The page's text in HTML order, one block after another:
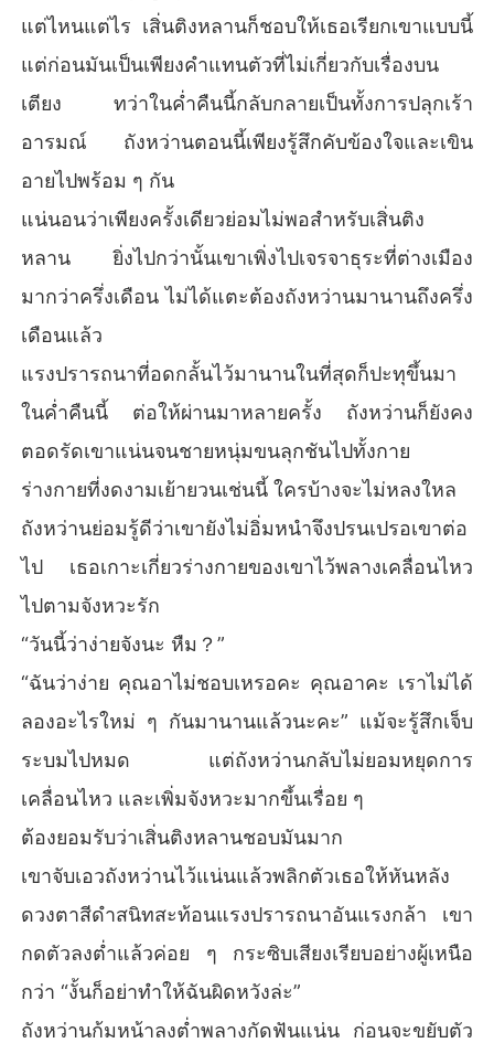
แต่ไหนแต่ไร เสิ่นติงหลานก็ชอบให้เธอเรียกเขาแบบนี้
แต่ก่อนมันเป็นเพียงคำแทนตัวที่ไม่เกี่ยวกับเรื่องบน
เตียง ทว่าในค่ำคืนนี้กลับกลายเป็นทั้งการปลุกเร้า
อารมณ์ ถังหว่านตอนนี้เพียงรู้สึกคับข้องใจและเขิน
อายไปพร้อม ๆ กัน
แน่นอนว่าเพียงครั้งเดียวย่อมไม่พอสำหรับเสิ่นติง
หลาน ยิ่งไปกว่านั้นเขาเพิ่งไปเจรจาธุระที่ต่างเมือง
มากว่าครึ่งเดือน ไม่ได้แตะต้องถังหว่านมานานถึงครึ่ง
เดือนแล้ว
แรงปรารถนาที่อดกลั้นไว้มานานในที่สุดก็ปะทุขึ้นมา
ในค่ำคืนนี้ ต่อให้ผ่านมาหลายครั้ง ถังหว่านก็ยังคง
ตอดรัดเขาแน่นจนชายหนุ่มขนลุกชันไปทั้งกาย
ร่างกายที่งดงามเย้ายวนเช่นนี้ ใครบ้างจะไม่หลงใหล
ถังหว่านย่อมรู้ดีว่าเขายังไม่อิ่มหนำจึงปรนเปรอเขาต่อ
ไป เธอเกาะเกี่ยวร่างกายของเขาไว้พลางเคลื่อนไหว
ไปตามจังหวะรัก
“วันนี้ว่าง่ายจังนะ หืม？”
“ฉันว่าง่าย คุณอาไม่ชอบเหรอคะ คุณอาคะ เราไม่ได้
ลองอะไรใหม่ ๆ กันมานานแล้วนะคะ” แม้จะรู้สึกเจ็บ
ระบมไปหมด แต่ถังหว่านกลับไม่ยอมหยุดการ
เคลื่อนไหว และเพิ่มจังหวะมากขึ้นเรื่อย ๆ
ต้องยอมรับว่าเสิ่นติงหลานชอบมันมาก
เขาจับเอวถังหว่านไว้แน่นแล้วพลิกตัวเธอให้หันหลัง
ดวงตาสีดำสนิทสะท้อนแรงปรารถนาอันแรงกล้า เขา
กดตัวลงต่ำแล้วค่อย ๆ กระซิบเสียงเรียบอย่างผู้เหนือ
กว่า “งั้นก็อย่าทำให้ฉันผิดหวังล่ะ”
ถังหว่านก้มหน้าลงต่ำพลางกัดฟันแน่น ก่อนจะขยับตัว